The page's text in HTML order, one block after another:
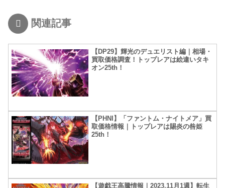
関連記事
【DP29】輝光のデュエリスト編｜相場・
買取価格調査！トップレアは絵違いタキ
オン25th！
【PHNI】「ファントム・ナイトメア」買
取価格情報｜トップレアは賜炎の咎姫
25th！
【遊戯王高騰情報｜2023.11月1週】転生